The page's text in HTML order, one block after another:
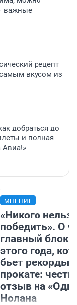
важные
рецепт
вкусом из
добраться до
и полная
Авиа!»
МНЕНИЕ
«Никого нельзя
победить». О
главный
этого года,
бьет рекорды в
прокате:
отзыв на
Нолана